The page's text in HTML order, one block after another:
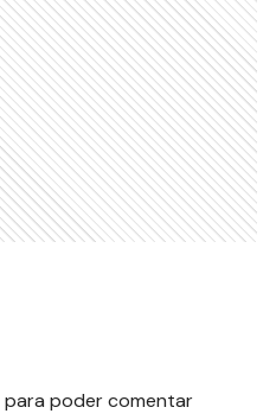
para poder comentar